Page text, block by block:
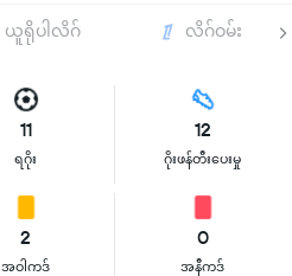
ယူရိုပါလိဂ် လိဂ်ဝမ်း
11
ရဂိုး
12
ဂိုးဖန်တီးပေးမှု
2
အဝါကဒ်
0
အနီကဒ်